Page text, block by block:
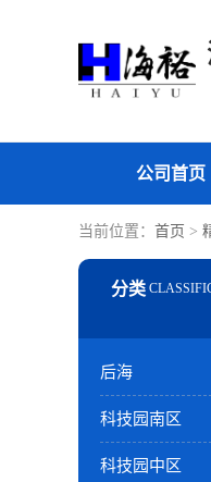
公司首页
当前位置： 首页 >
后海
科技园南区
科技园中区